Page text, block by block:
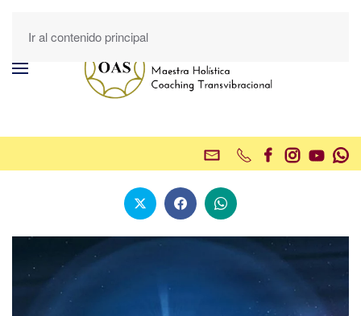
Ir al contenido principal